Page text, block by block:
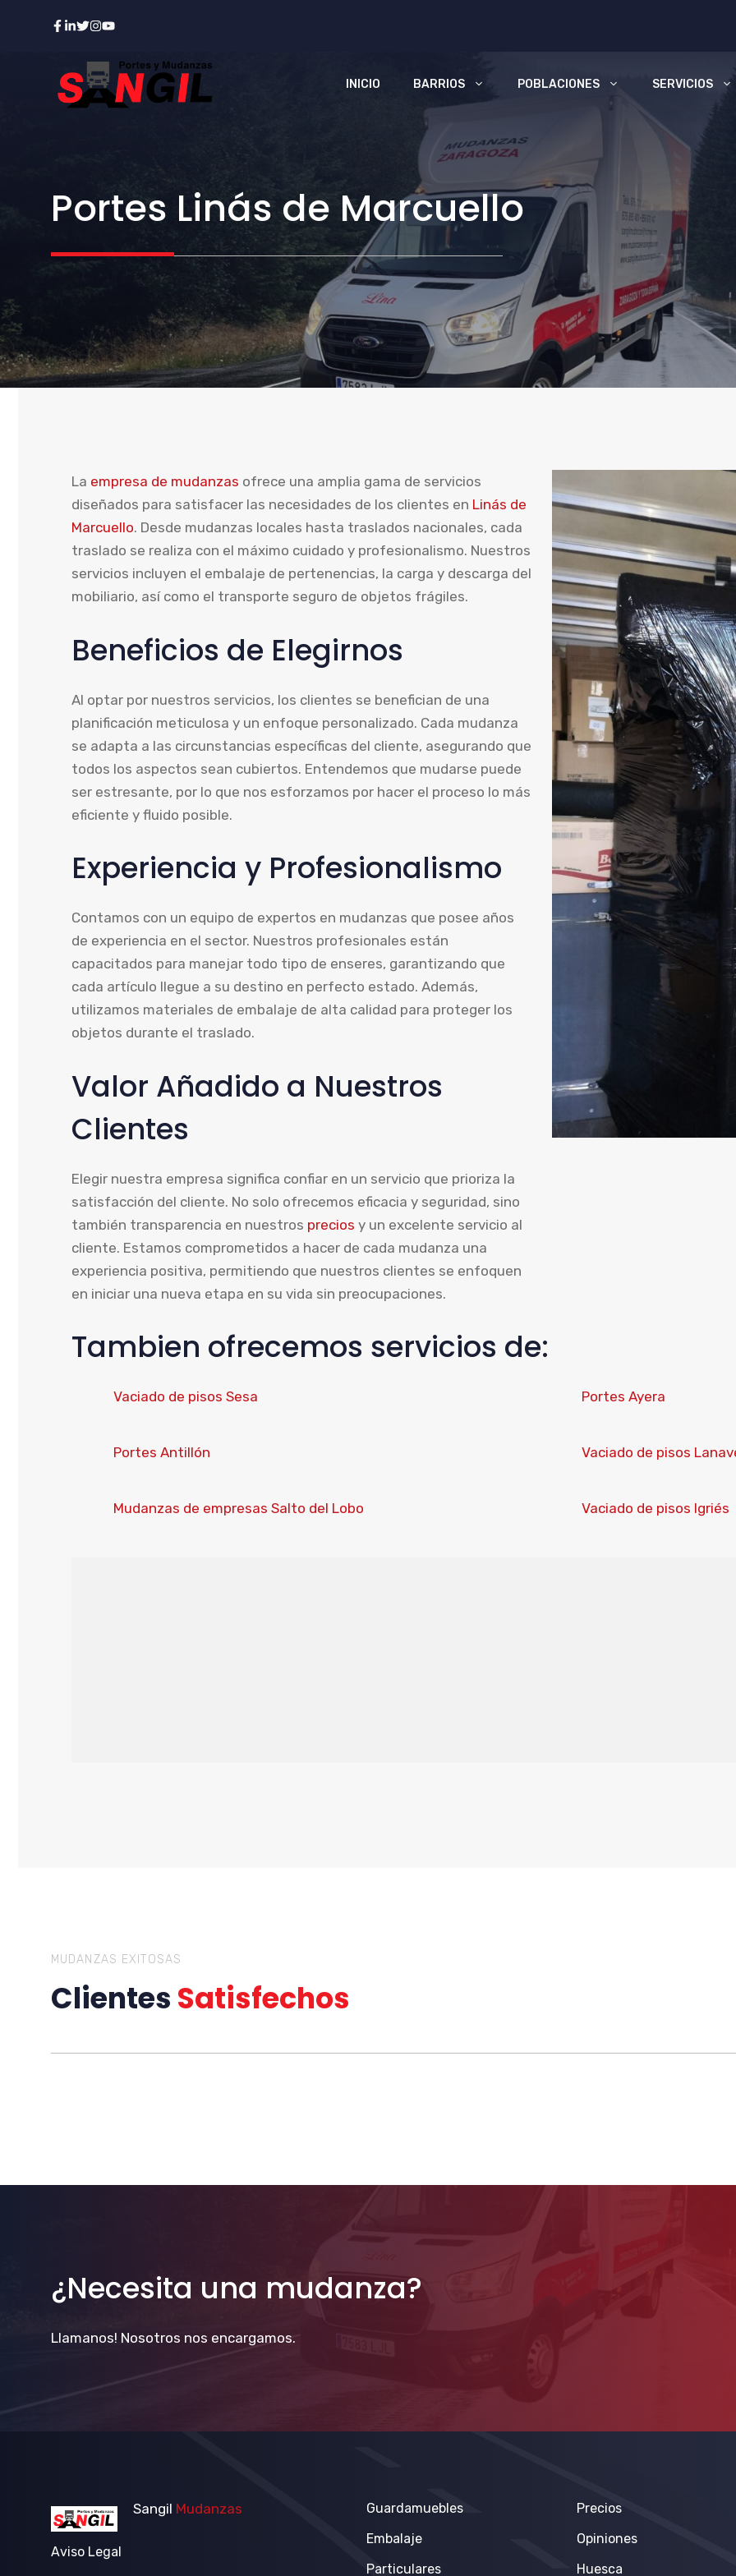
INICIO BARRIOS POBLACIONES SERVICIOS
Portes Linás de Marcuello
La empresa de mudanzas ofrece una amplia gama de servicios
diseñados para satisfacer las necesidades de los clientes en Linás de
Marcuello. Desde mudanzas locales hasta traslados nacionales, cada
traslado se realiza con el máximo cuidado y profesionalismo. Nuestros
servicios incluyen el embalaje de pertenencias, la carga y descarga del
mobiliario, así como el transporte seguro de objetos frágiles.
Beneficios de Elegirnos
Al optar por nuestros servicios, los clientes se benefician de una
planificación meticulosa y un enfoque personalizado. Cada mudanza
se adapta a las circunstancias específicas del cliente, asegurando que
todos los aspectos sean cubiertos. Entendemos que mudarse puede
ser estresante, por lo que nos esforzamos por hacer el proceso lo más
eficiente y fluido posible.
Experiencia y Profesionalismo
Contamos con un equipo de expertos en mudanzas que posee años
de experiencia en el sector. Nuestros profesionales están
capacitados para manejar todo tipo de enseres, garantizando que
cada artículo llegue a su destino en perfecto estado. Además,
utilizamos materiales de embalaje de alta calidad para proteger los
objetos durante el traslado.
Valor Añadido a Nuestros
Clientes
Elegir nuestra empresa significa confiar en un servicio que prioriza la
satisfacción del cliente. No solo ofrecemos eficacia y seguridad, sino
también transparencia en nuestros precios y un excelente servicio al
cliente. Estamos comprometidos a hacer de cada mudanza una
experiencia positiva, permitiendo que nuestros clientes se enfoquen
en iniciar una nueva etapa en su vida sin preocupaciones.
Tambien ofrecemos servicios de:
Vaciado de pisos Sesa Portes Ayera
Portes Antillón Vaciado de pisos
Mudanzas de empresas Salto del Lobo Vaciado de pisos Igriés
MUDANZAS EXITOSAS
Clientes Satisfechos
¿Necesita una mudanza?
Llamanos! Nosotros nos encargamos.
Sangil Mudanzas
Aviso Legal
Guardamuebles
Embalaje
Particulares
Precios
Opiniones
Huesca